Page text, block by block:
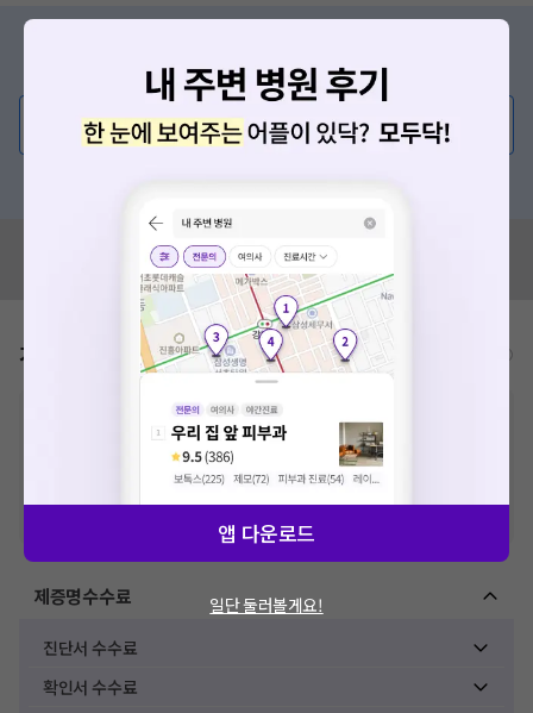
증상/치료, 궁금한 점이 있나요?
의사가 직접 답해드려요!
💬 무엇이든 물어보세요
혹시 잘못된 병원정보가 있나요?
모두닥 팀에 알려주세요!
가격표 비급여/급여 진료란?
추가비용 등으로 실제 가격과 상이할 수 있으니, 정확
한 가격은 해당 의료기관에 직접 문의해주세요.
건강보험심사평가원
에 고지되어 있는 급여 진료 기준 가
격입니다. (진료와 연관된 복합적인 비용이 추가되어, 병원마다 금액이 다르게
VAT 포함
제증명수수료
진단서 수수료
확인서 수수료
앱 다운로드
일단 둘러볼게요!